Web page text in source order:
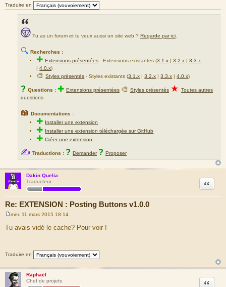
Traduire en
Tu as un forum et tu veux aussi un site web ? Regarde par ici
🔍 Recherches :
✚Extensions présentées -Extensions existantes (3.1.x |3.2.x |3.3.x
|4.0.x)
🎨Styles présentés - Styles existants (3.1.x |3.2.x |3.3.x |4.0.x)
? Questions : ✚ Extensions présentées 🎨 Styles présentés ★ Toutes autres
questions
📖 Documentations :
✚ Installer une extension
✚ Installer une extension téléchargée sur GitHub
✚Créer une extension
✍ Traductions : ? Demander ? Proposer
Dakin Quelia
Traducteur
Re: EXTENSION : Posting Buttons v1.0.0
Citation
s
e
mer. 11 mars 2015 18:14
Tu avais vidé le cache? Pour voir !
Traduire en
Raphaël
Chef de projets
Citation